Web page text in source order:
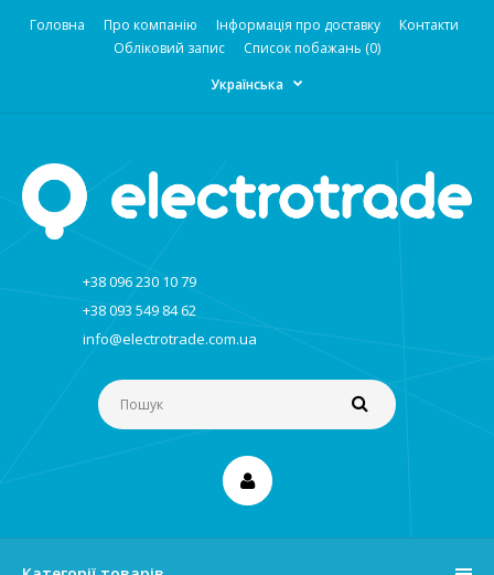
Головна Про компанію Інформація про доставку
Контакти
Обліковий запис
Список побажань (0)
Українська
+38 096 230 10 79
+38 093 549 84 62
info@electrotrade.com.ua